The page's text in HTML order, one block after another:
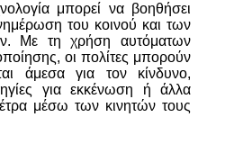
μπορεί να βοηθήσει
του κοινού και των
Με τη χρήση αυτόματων
οι πολίτες μπορούν
άμεσα για τον κίνδυνο,
για εκκένωση ή άλλα
μέσω των κινητών τους